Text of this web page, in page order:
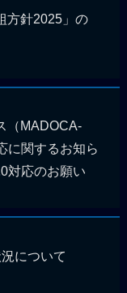
方針2025」の
（MADOCA-
に関するお知ら
対応のお願い
について